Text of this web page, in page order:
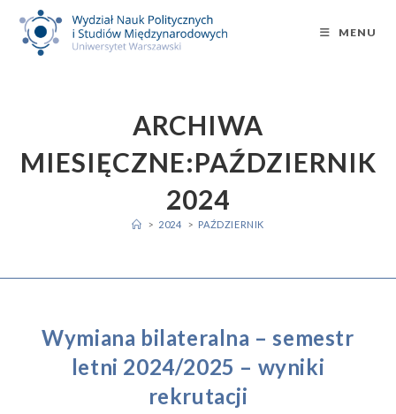
content
MENU
ARCHIWA
MIESIĘCZNE:PAŹDZIERNIK
2024
> 2024 > PAŹDZIERNIK
Wymiana bilateralna – semestr
letni 2024/2025 – wyniki
rekrutacji